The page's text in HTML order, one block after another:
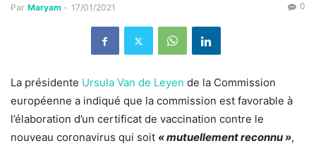
Par Maryam - 17/01/2021 0
La présidente Ursula Van de Leyen de la Commission
européenne a indiqué que la commission est favorable à
l’élaboration d’un certificat de vaccination contre le
nouveau coronavirus qui soit « mutuellement reconnu »,